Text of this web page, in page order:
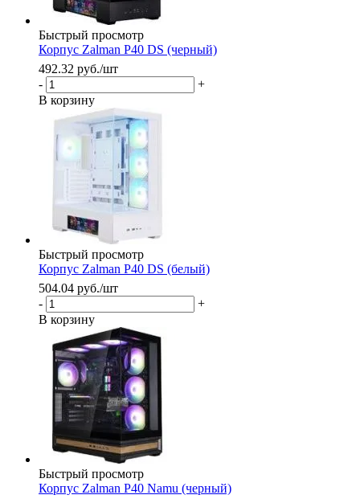
Быстрый просмотр
Корпус Zalman P40 DS (черный)
492.32 руб./шт
-
+
В корзину
Быстрый просмотр
Корпус Zalman P40 DS (белый)
504.04 руб./шт
-
+
В корзину
Быстрый просмотр
Корпус Zalman P40 Namu (черный)